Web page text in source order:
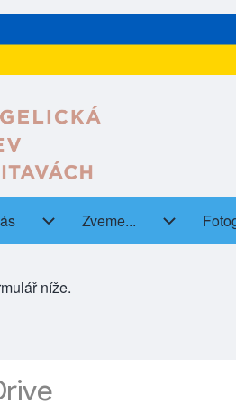
Zveme...
Zveme...
níže.